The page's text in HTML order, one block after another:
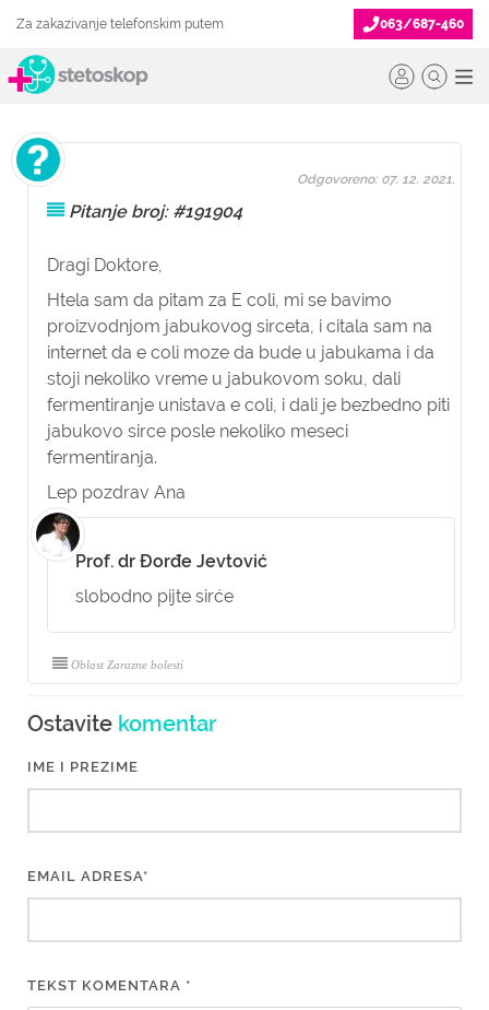
Za zakazivanje telefonskim putem 063/687-460
Pitanje broj: #191904
Dragi Doktore,
Htela sam da pitam za E coli, mi se bavimo
proizvodnjom jabukovog sirceta, i citala sam na
internet da e coli moze da bude u jabukama i da
stoji nekoliko vreme u jabukovom soku, dali
fermentiranje unistava e coli, i dali je bezbedno piti
jabukovo sirce posle nekoliko meseci
fermentiranja.
Lep pozdrav Ana
Odgovoreno: 07. 12. 2021.
Prof. dr Đorđe Jevtović
slobodno pijte sirće
Oblast Zarazne bolesti
Ostavite komentar
IME I PREZIME
EMAIL ADRESA*
TEKST KOMENTARA *